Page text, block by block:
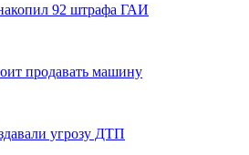
92 штрафа ГАИ
продавать машину
угрозу ДТП